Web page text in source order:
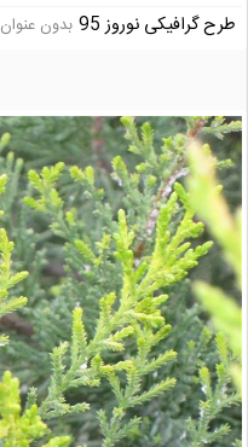
طرح گرافیکی نوروز 95
بدون عنوان